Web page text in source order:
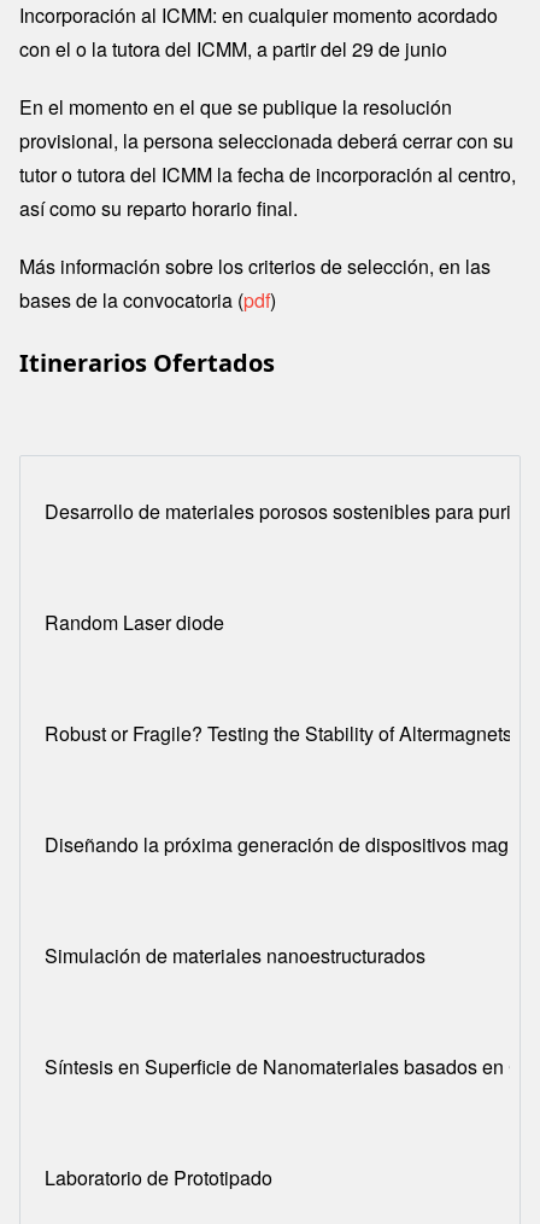
Incorporación al ICMM: en cualquier momento acordado
con el o la tutora del ICMM, a partir del 29 de junio
En el momento en el que se publique la resolución
provisional, la persona seleccionada deberá cerrar con su
tutor o tutora del ICMM la fecha de incorporación al centro,
así como su reparto horario final.
Más información sobre los criterios de selección, en las
bases de la convocatoria (pdf)
Itinerarios Ofertados
Desarrollo de materiales porosos sostenibles para
Random Laser diode
Robust or Fragile? Testing the Stability of Altermagnets
Diseñando la próxima generación de dispositivos
Simulación de materiales nanoestructurados
Síntesis en Superficie de Nanomateriales basados en
Laboratorio de Prototipado